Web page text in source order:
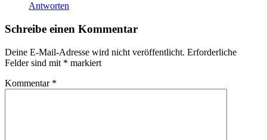
Antworten
Schreibe einen Kommentar
Deine E-Mail-Adresse wird nicht veröffentlicht. Erforderliche
Felder sind mit * markiert
Kommentar *